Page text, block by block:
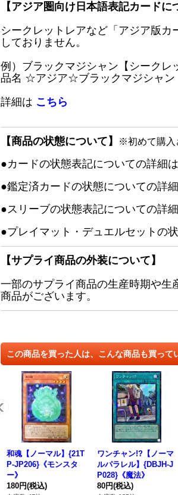
【アジア圏向け日本語表記カードに
シークレットレアなど「アジア版カ
しておりません。
例）ブラックマジシャン【シーク
品名 ☆アジア☆ブラックマジシャン
詳細は こちら
【商品の状態について】 ※初めて購入
●カードの状態表記についての詳細は
●鑑定済カードの状態についての詳
●スリーブの状態表記についての詳
●プレイマット・デュエルセットの
【サプライ商品の外装について】
一部のサプライ商品の生産時期や生
商品がございます。
この商品を買った人は、こんな商品も買って
和魂【ノーマル】{21T
P-JP206}《モンスタ
ー》
180円(税込)
ワンチャン!?【ノーマ
ルパラレル】{DBJH-J
P028}《魔法》
80円(税込)